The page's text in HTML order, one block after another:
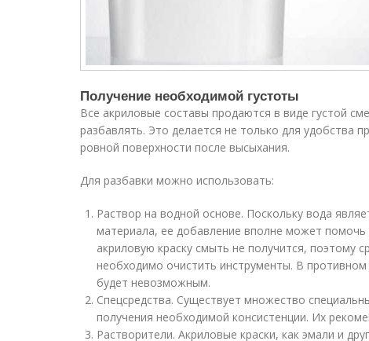
Получение необходимой густоты
Все акриловые составы продаются в виде густой
разбавлять. Это делается не только для удобства
ровной поверхности после высыхания.
Для разбавки можно использовать:
Раствор на водной основе. Поскольку вода
материала, ее добавление вполне может помочь
акриловую краску смыть не получится, поэтому
необходимо очистить инструменты. В
будет невозможным.
Спецсредства. Существует множество
получения необходимой консистенции. Их
Растворители. Акриловые краски, как эмали и